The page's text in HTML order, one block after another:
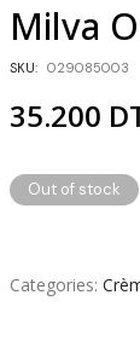
Milva
SKU: 029085003
35.200
Out of stock
Categories